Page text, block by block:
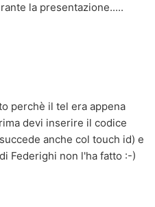
la presentazione.....
perchè il tel era appena
devi inserire il codice
anche col touch id) e
Federighi non l'ha fatto :-)